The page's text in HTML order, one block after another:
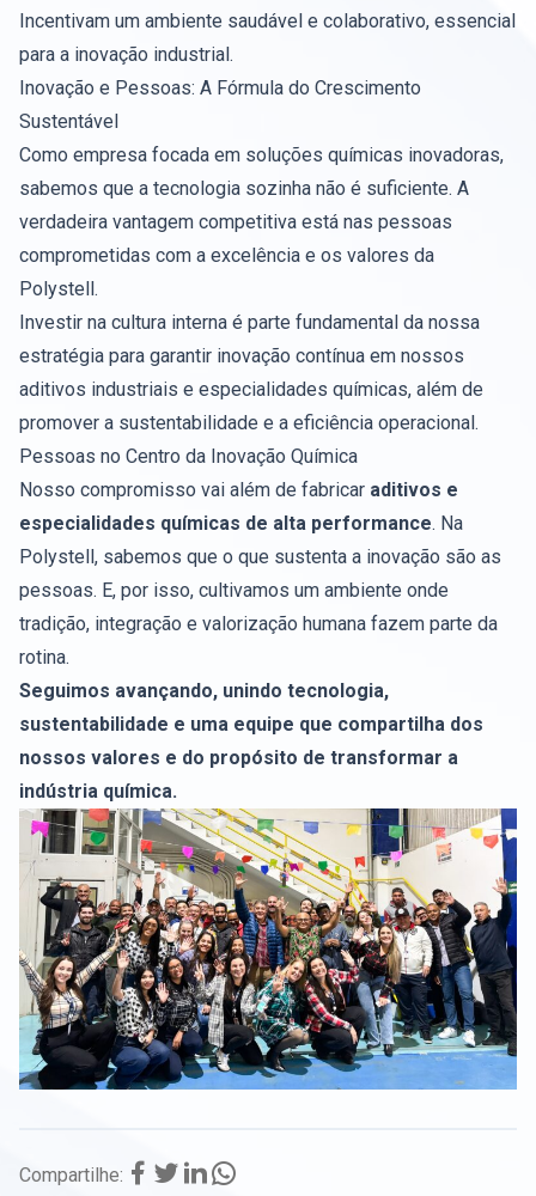
Incentivam um ambiente saudável e colaborativo, essencial
para a inovação industrial.
Inovação e Pessoas: A Fórmula do Crescimento
Sustentável
Como empresa focada em soluções químicas inovadoras,
sabemos que a tecnologia sozinha não é suficiente. A
verdadeira vantagem competitiva está nas pessoas
comprometidas com a excelência e os valores da
Polystell.
Investir na cultura interna é parte fundamental da nossa
estratégia para garantir inovação contínua em nossos
aditivos industriais e especialidades químicas, além de
promover a sustentabilidade e a eficiência operacional.
Pessoas no Centro da Inovação Química
Nosso compromisso vai além de fabricar aditivos e
especialidades químicas de alta performance. Na
Polystell, sabemos que o que sustenta a inovação são as
pessoas. E, por isso, cultivamos um ambiente onde
tradição, integração e valorização humana fazem parte da
rotina.
Seguimos avançando, unindo tecnologia,
sustentabilidade e uma equipe que compartilha dos
nossos valores e do propósito de transformar a
indústria química.
Compartilhe: